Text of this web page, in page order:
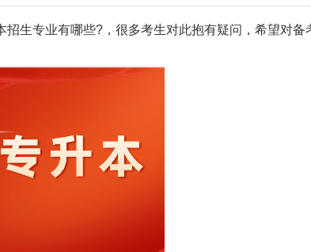
生专业有哪些?，很多考生对此抱有疑问， 希望对备